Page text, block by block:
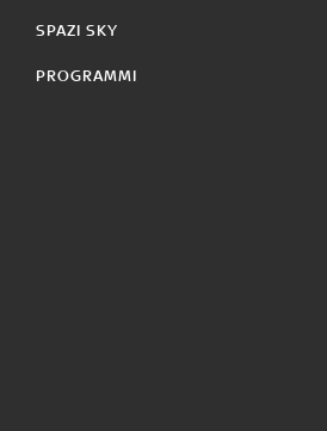
SPAZI SKY
PROGRAMMI